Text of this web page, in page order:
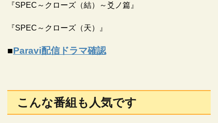
『SPEC～クローズ（結）～爻ノ篇』
『SPEC～クローズ（天）』
■Paravi配信ドラマ確認
こんな番組も人気です